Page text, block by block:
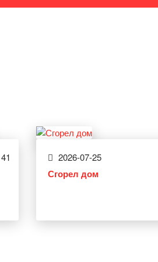
41 2026-07-25
Сгорел дом